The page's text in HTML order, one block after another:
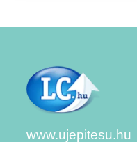
www.ujepitesu.hu